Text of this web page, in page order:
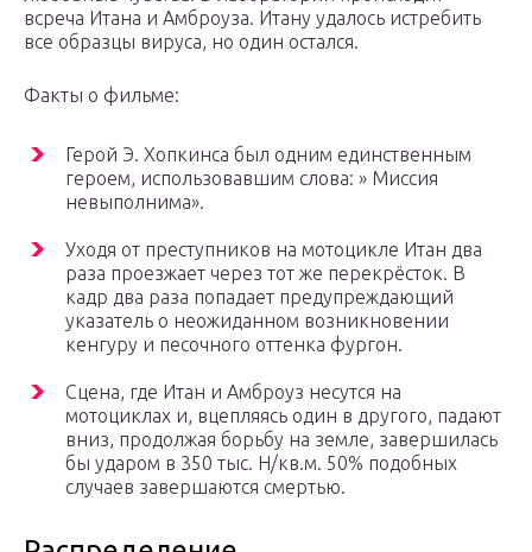
всреча Итана и Амброуза. Итану удалось истребить
все образцы вируса, но один остался.
Факты о фильме:
Герой Э. Хопкинса был одним единственным
героем, использовавшим слова: » Миссия
невыполнима».
Уходя от преступников на мотоцикле Итан два
раза проезжает через тот же перекрёсток. В
кадр два раза попадает предупреждающий
указатель о неожиданном возникновении
кенгуру и песочного оттенка фургон.
Сцена, где Итан и Амброуз несутся на
мотоциклах и, вцепляясь один в другого, падают
вниз, продолжая борьбу на земле, завершилась
бы ударом в 350 тыс. Н/кв.м. 50% подобных
случаев завершаются смертью.